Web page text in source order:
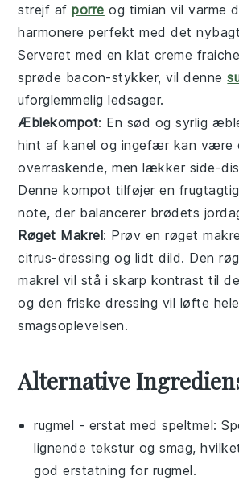
strejf afporre og timian vil varme
harmonere perfekt med det
Serveret med en klat creme fraiche
sprøde bacon-stykker, vil denne
uforglemmelig ledsager.
Æblekompot: En sød og syrlig
hint afkanel og ingefær kan være
overraskende, men lækker side-
Denne kompot tilføjer en
note, der balancerer brødets
Røget Makrel: Prøv enrøget
citrus-dressing og lidtdild. Den
makrel vil stå i skarp kontrast til
og den friske dressing vil løfte hele
smagsoplevelsen.
Alternative
rugmel - erstat medspeltmel:
lignende tekstur og smag,
god erstatning for rugmel.